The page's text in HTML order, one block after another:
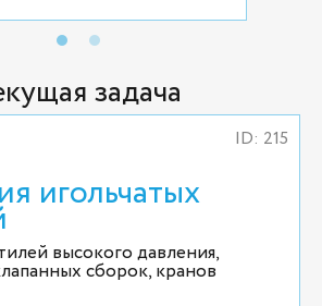
задача
ID: 215
игольчатых
высокого давления,
сборок, кранов